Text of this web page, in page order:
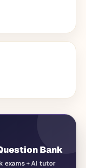
Bank
exams + AI tutor